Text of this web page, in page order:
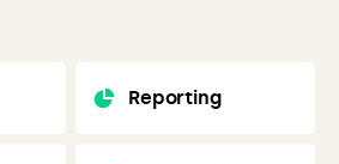
Reporting